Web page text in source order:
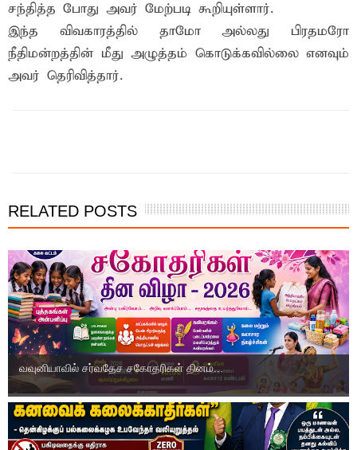
சந்தித்த போது அவர் மேற்படி கூறியுள்ளார்.
இந்த விவகாரத்தில் தாமோ அல்லது பிரதமரோ
நீதிமன்றத்தின் மீது அழுத்தம் கொடுக்கவில்லை எனவும்
அவர் தெரிவித்தார்.
RELATED POSTS
வவுனியாவில் சர்வதேச சகோதரிகள் தினம்...